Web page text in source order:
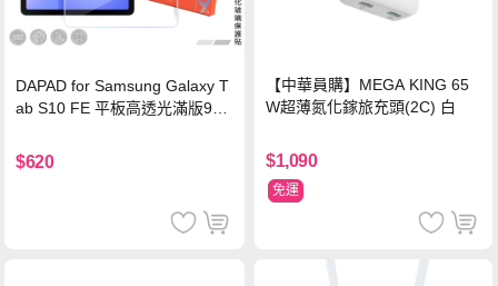
DAPAD for Samsung Galaxy T
ab S10 FE 平板高透光滿版9H
$620
【中華員購】MEGA KING 65
W超薄氮化鎵旅充頭(2C) 白
$1,090
免運